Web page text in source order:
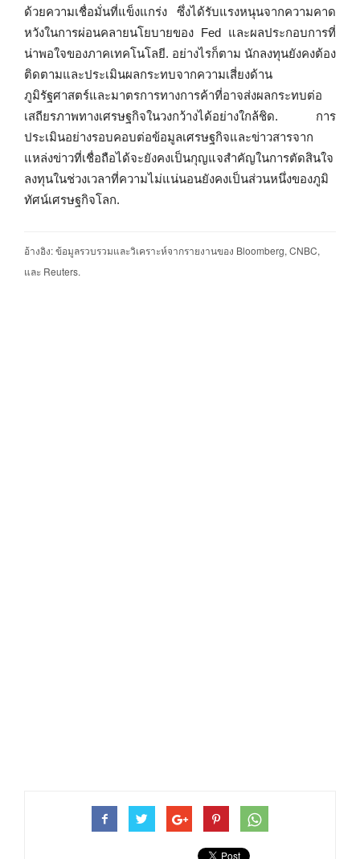
ด้วยความเชื่อมั่นที่แข็งแกร่ง ซึ่งได้รับแรงหนุนจากความคาด
หวังในการผ่อนคลายนโยบายของ Fed และผลประกอบการที่
น่าพอใจของภาคเทคโนโลยี. อย่างไรก็ตาม นักลงทุนยังคงต้อง
ติดตามและประเมินผลกระทบจากความเสี่ยงด้าน
ภูมิรัฐศาสตร์และมาตรการทางการค้าที่อาจส่งผลกระทบต่อ
เสถียรภาพทางเศรษฐกิจในวงกว้างได้อย่างใกล้ชิด. การ
ประเมินอย่างรอบคอบต่อข้อมูลเศรษฐกิจและข่าวสารจาก
แหล่งข่าวที่เชื่อถือได้จะยังคงเป็นกุญแจสำคัญในการตัดสินใจ
ลงทุนในช่วงเวลาที่ความไม่แน่นอนยังคงเป็นส่วนหนึ่งของภูมิ
ทัศน์เศรษฐกิจโลก.
อ้างอิง: ข้อมูลรวบรวมและวิเคราะห์จากรายงานของ Bloomberg, CNBC,
และ Reuters.